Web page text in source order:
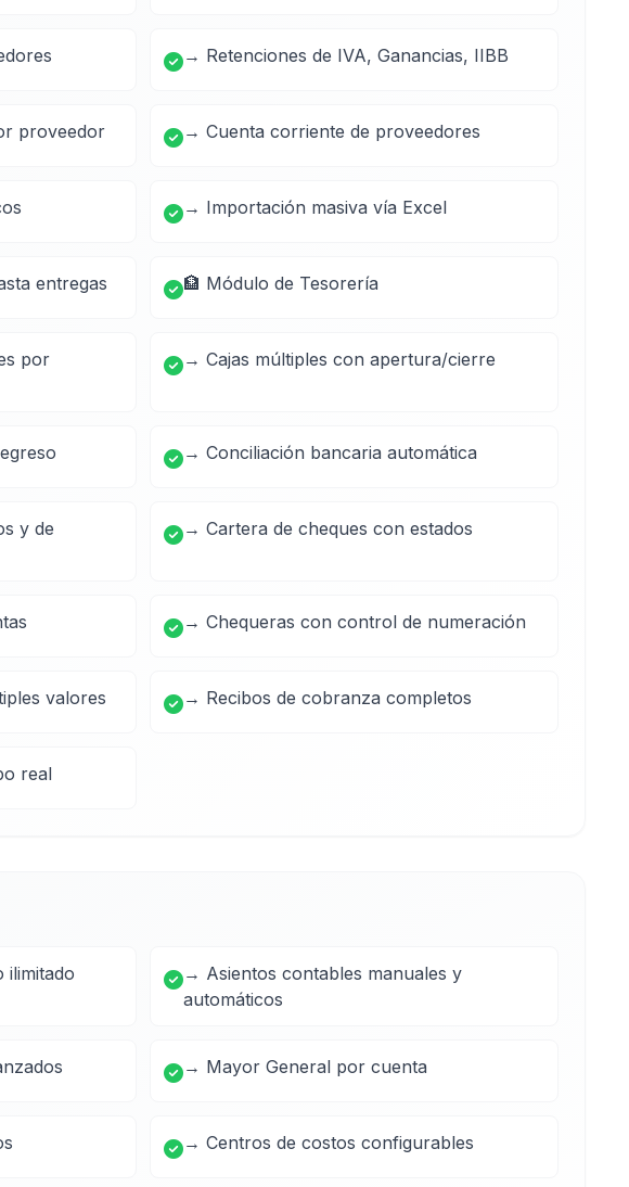
→ Retenciones de IVA, Ganancias, IIBB
proveedor → Cuenta corriente de proveedores
→ Importación masiva vía Excel
entregas 🏦 Módulo de Tesorería
por
→ Cajas múltiples con apertura/cierre
→ Conciliación bancaria automática
y de
→ Cartera de cheques con estados
→ Chequeras con control de numeración
valores → Recibos de cobranza completos
real
ilimitado
→ Asientos contables manuales y
automáticos
→ Mayor General por cuenta
→ Centros de costos configurables